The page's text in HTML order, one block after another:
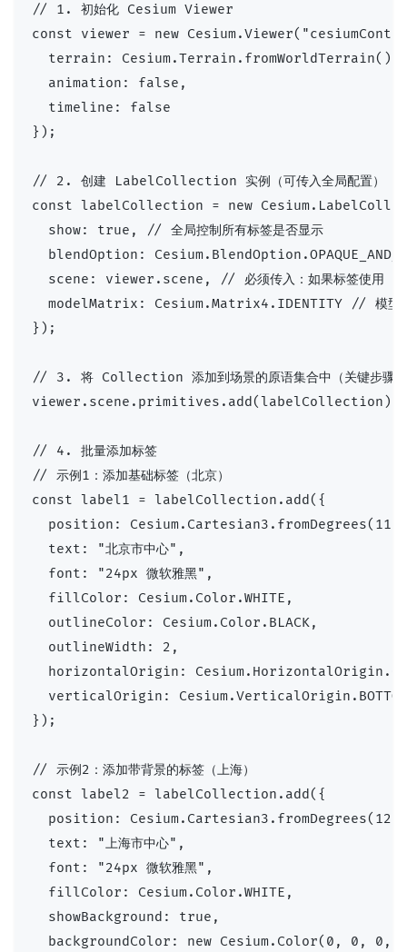
// 1. 初始化 Cesium Viewer
const viewer = new
terrain: Cesium.Terrain.fromWorldTerrain(),
  animation: false,
  timeline: false
});
// 2. 创建 LabelCollection 实例（可传入全局配置）
const labelCollection = new
  show: true, // 全局控制所有标签是否显示
blendOption:
scene: viewer.scene, // 必须传入：如果标签使用
modelMatrix: Cesium.Matrix4.IDENTITY // 模型矩
});
// 3. 将 Collection 添加到场景的原语集合中（关键步骤
viewer.scene.primitives.add(labelCollection);
// 4. 批量添加标签
// 示例1：添加基础标签（北京）
const label1 = labelCollection.add({
position:
  text: "北京市中心",
  font: "24px 微软雅黑",
  fillColor: Cesium.Color.WHITE,
  outlineColor: Cesium.Color.BLACK,
  outlineWidth: 2,
horizontalOrigin:
verticalOrigin:
});
// 示例2：添加带背景的标签（上海）
const label2 = labelCollection.add({
position:
  text: "上海市中心",
  font: "24px 微软雅黑",
  fillColor: Cesium.Color.WHITE,
  showBackground: true,
backgroundColor: new Cesium.Color(0, 0, 0,